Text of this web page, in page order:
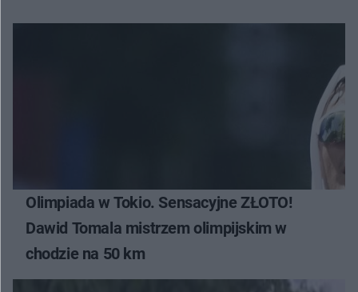
Olimpiada w Tokio. Sensacyjne ZŁOTO!
Dawid Tomala mistrzem olimpijskim w
chodzie na 50 km